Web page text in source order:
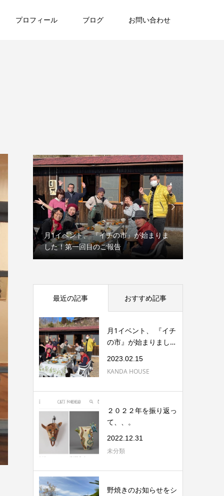
プロフィール ブログ お問い合わせ

月1イベント、 『イチの市』が始まりま
した！第一回目のご報告

最近の記事 おすすめ記事
月1イベント、 『イチ
の市』が始まりまし
2023.02.15
KANDA HOUSE
２０２２年を振り返っ
て、、。
2022.12.31
未分類
野焼きのお知らせをシ